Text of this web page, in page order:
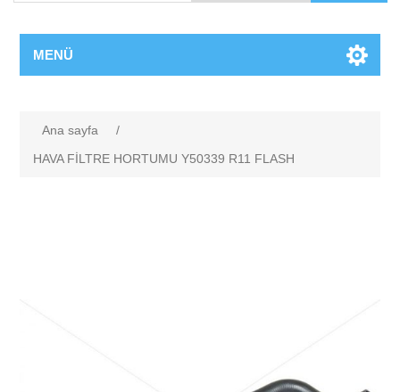
MENÜ
Ana sayfa
/
HAVA FİLTRE HORTUMU Y50339 R11 FLASH